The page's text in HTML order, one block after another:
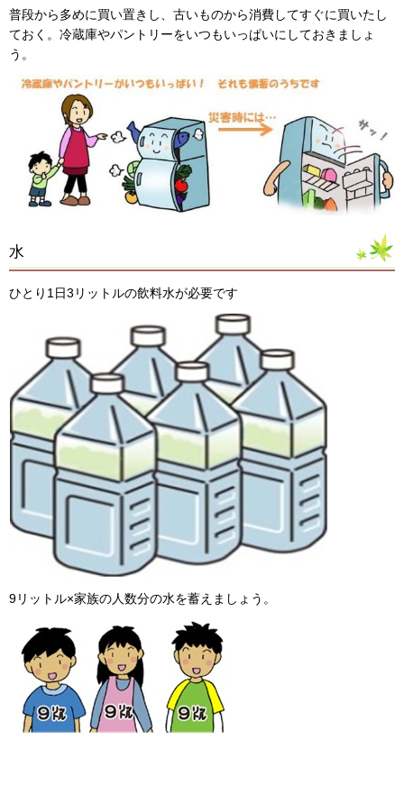
普段から多めに買い置きし、古いものから消費してすぐに買いたし
ておく。冷蔵庫やパントリーをいつもいっぱいにしておきましょ
う。
水
ひとり1日3リットルの飲料水が必要です
9リットル×家族の人数分の水を蓄えましょう。